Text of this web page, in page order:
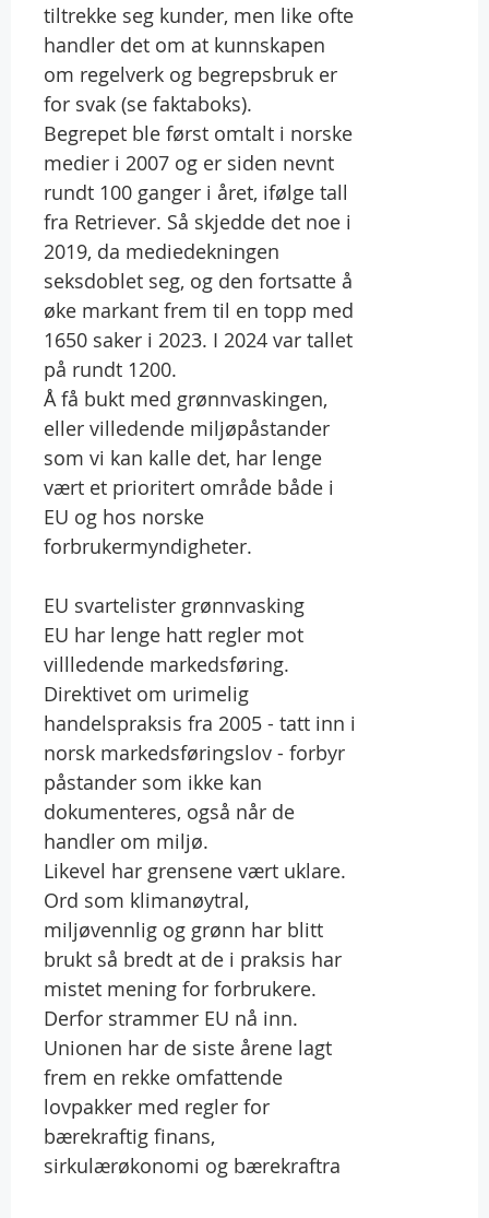
tiltrekke seg kunder, men like ofte
handler det om at kunnskapen
om regelverk og begrepsbruk er
for svak (se faktaboks).
Begrepet ble først omtalt i norske
medier i 2007 og er siden nevnt
rundt 100 ganger i året, ifølge tall
fra Retriever. Så skjedde det noe i
2019, da mediedekningen
seksdoblet seg, og den fortsatte å
øke markant frem til en topp med
1650 saker i 2023. I 2024 var tallet
på rundt 1200.
Å få bukt med grønnvaskingen,
eller villedende miljøpåstander
som vi kan kalle det, har lenge
vært et prioritert område både i
EU og hos norske
forbrukermyndigheter.
EU svartelister grønnvasking
EU har lenge hatt regler mot
villledende markedsføring.
Direktivet om urimelig
handelspraksis fra 2005 - tatt inn i
norsk markedsføringslov - forbyr
påstander som ikke kan
dokumenteres, også når de
handler om miljø.
Likevel har grensene vært uklare.
Ord som klimanøytral,
miljøvennlig og grønn har blitt
brukt så bredt at de i praksis har
mistet mening for forbrukere.
Derfor strammer EU nå inn.
Unionen har de siste årene lagt
frem en rekke omfattende
lovpakker med regler for
bærekraftig finans,
sirkulærøkonomi og bærekraftra